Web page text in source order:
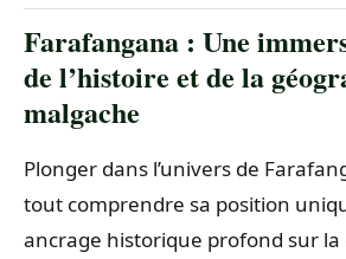
Farafangana : Une
de l’histoire et de la
malgache
Plonger dans l’univers de
tout comprendre sa position
ancrage historique profond sur la